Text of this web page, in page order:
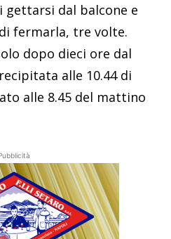
dal balcone e
fermarla, tre volte.
dopo dieci ore dal
alle 10.44 di
alle 8.45 del mattino